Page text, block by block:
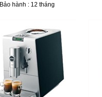
Bảo hành : 12 tháng